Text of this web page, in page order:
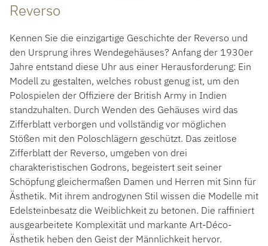
Reverso
Kennen Sie die einzigartige Geschichte der Reverso und
den Ursprung ihres Wendegehäuses? Anfang der 1930er
Jahre entstand diese Uhr aus einer Herausforderung: Ein
Modell zu gestalten, welches robust genug ist, um den
Polospielen der Offiziere der British Army in Indien
standzuhalten. Durch Wenden des Gehäuses wird das
Zifferblatt verborgen und vollständig vor möglichen
Stößen mit den Poloschlägern geschützt. Das zeitlose
Zifferblatt der Reverso, umgeben von drei
charakteristischen Godrons, begeistert seit seiner
Schöpfung gleichermaßen Damen und Herren mit Sinn für
Ästhetik. Mit ihrem androgynen Stil wissen die Modelle mit
Edelsteinbesatz die Weiblichkeit zu betonen. Die raffiniert
ausgearbeitete Komplexität und markante Art-Déco-
Ästhetik heben den Geist der Männlichkeit hervor.